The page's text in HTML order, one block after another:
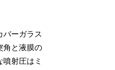
バーガラス
角と液膜の
射圧はミ